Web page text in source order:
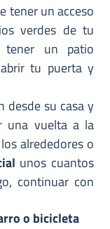
tener un acceso
verdes de tu
un patio
tu puerta y
desde su casa y
una vuelta a la
alrededores o
unos cuantos
continuar con
o bicicleta